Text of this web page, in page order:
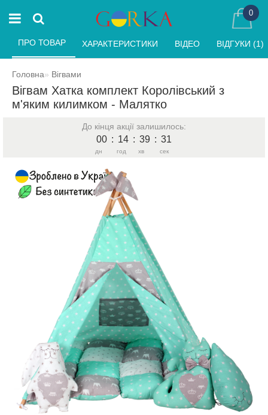
0
Головна Вігвами
Вігвам Хатка комплект Королівський з
м'яким килимком - Малятко
ПРО ТОВАР ХАРАКТЕРИСТИКИ ВІДЕО ВІДГУКИ (1)
До кінця акції залишилось:
00
дн
: 14
год
: 39
хв
: 31
сек